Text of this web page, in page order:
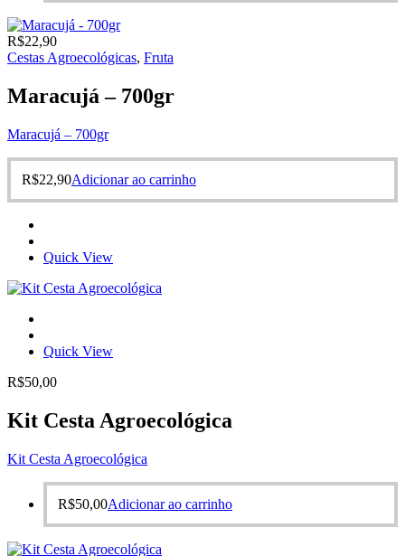
R$22,90
Cestas Agroecológicas, Fruta
Maracujá – 700gr
Maracujá – 700gr
R$22,90Adicionar ao carrinho
Quick View
Quick View
R$50,00
Kit Cesta Agroecológica
Kit Cesta Agroecológica
R$50,00Adicionar ao carrinho